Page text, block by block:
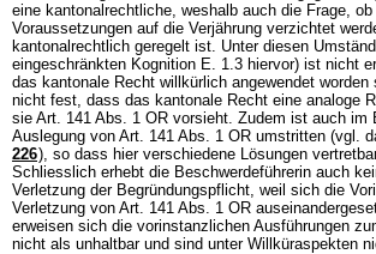
eine kantonalrechtliche, weshalb auch die Frage,
Voraussetzungen auf die Verjährung verzichtet
kantonalrechtlich geregelt ist. Unter diesen
eingeschränkten Kognition E. 1.3 hiervor) ist nicht
das kantonale Recht willkürlich angewendet
nicht fest, dass das kantonale Recht eine analoge
sie Art. 141 Abs. 1 OR vorsieht. Zudem ist auch im
Auslegung von Art. 141 Abs. 1 OR umstritten (vgl.
226), so dass hier verschiedene Lösungen
Schliesslich erhebt die Beschwerdeführerin auch
Verletzung der Begründungspflicht, weil sich die
Verletzung von Art. 141 Abs. 1 OR
erweisen sich die vorinstanzlichen Ausführungen
nicht als unhaltbar und sind unter Willküraspekten